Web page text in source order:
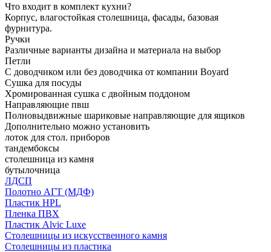
Что входит в комплект кухни?
Корпус, влагостойкая столешница, фасады, базовая
фурнитура.
Ручки
Различные варианты дизайна и материала на выбор
Петли
С доводчиком или без доводчика от компании Boyard
Сушка для посуды
Хромированная сушка с двойным поддоном
Направляющие пвш
Полновыдвижные шариковые направляющие для ящиков
Дополнительно можно установить
лоток для стол. приборов
тандембоксы
столешница из камня
бутылочница
ЛДСП
Полотно АГТ (МДФ)
Пластик HPL
Пленка ПВХ
Пластик Alvic Luxe
Столешницы из искусственного камня
Столешницы из пластика